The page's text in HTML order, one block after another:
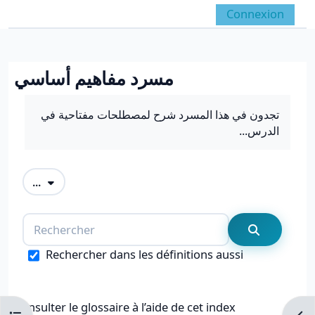
Panneau latéral
Activer/désactiver la
Connexion
مسرد مفاهيم أساسي
تجدون في هذا المسرد شرح لمصطلحات مفتاحية في
الدرس...
... Exporter des articles
Rechercher
Rechercher dans les définitions aussi
Consulter le glossaire à l’aide de cet index